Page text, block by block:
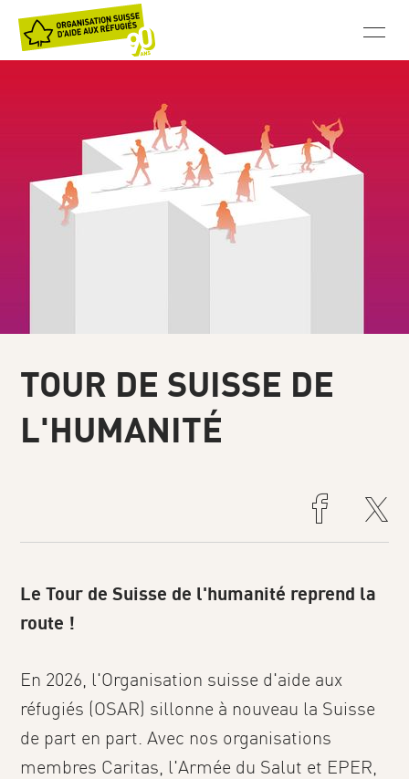
TOUR DE SUISSE DE
L'HUMANITÉ
Le Tour de Suisse de l'humanité reprend la
route !
En 2026, l'Organisation suisse d'aide aux
réfugiés (OSAR) sillonne à nouveau la Suisse
de part en part. Avec nos organisations
membres Caritas, l'Armée du Salut et EPER,